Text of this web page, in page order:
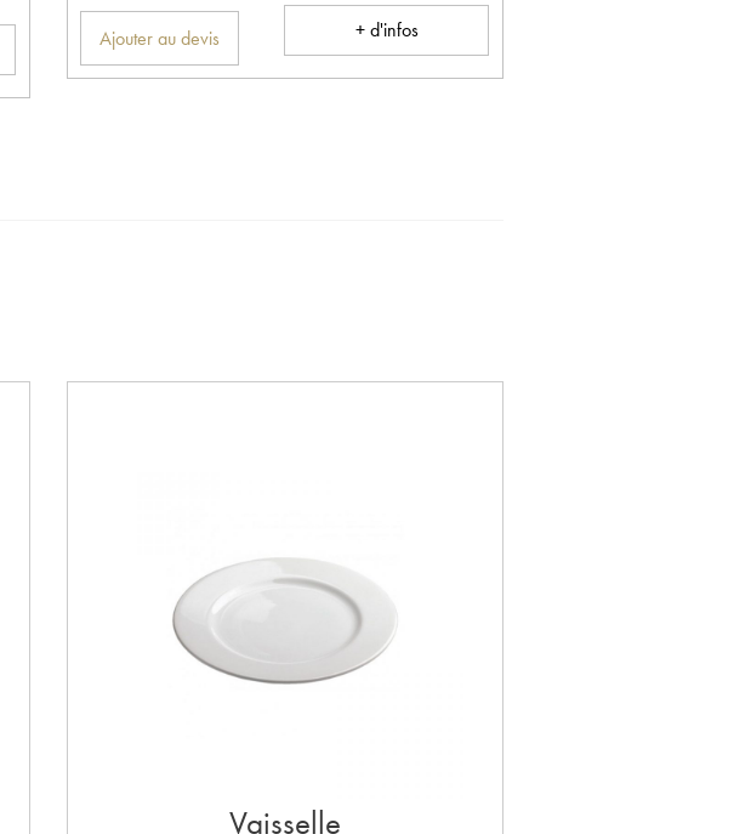
Ajouter au devis + d'infos
Vaisselle